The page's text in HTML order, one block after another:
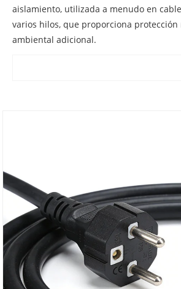
aislamiento, utilizada a menudo en
varios hilos, que proporciona protección
ambiental adicional.